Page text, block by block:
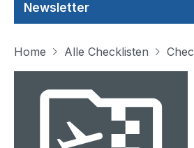
Newsletter
Home Alle Checklisten